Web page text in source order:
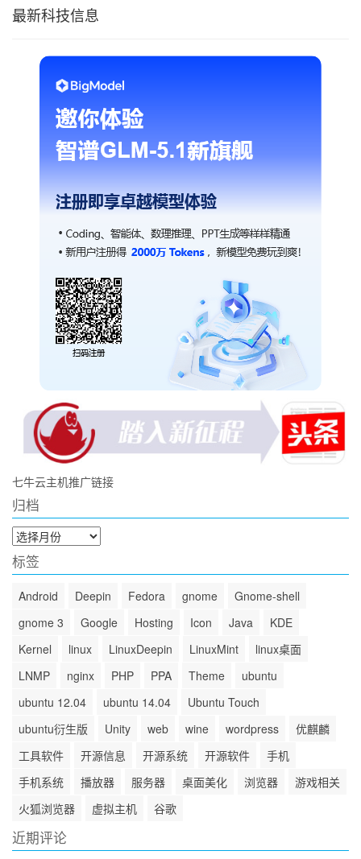
最新科技信息
七牛云主机推广链接
归档
归
档
标签
Android Deepin Fedora gnome
Gnome-shell
gnome 3
Google Hosting Icon Java
KDE
Kernel
linux LinuxDeepin LinuxMint
linux桌面
LNMP
nginx PHP PPA Theme
ubuntu
ubuntu 12.04
ubuntu 14.04
Ubuntu Touch
ubuntu衍生版
Unity web wine wordpress
优麒麟
工具软件
开源信息 开源系统 开源软件
手机
手机系统
播放器 服务器 桌面美化 浏览器
游戏相关
火狐浏览器
虚拟主机 谷歌
近期评论